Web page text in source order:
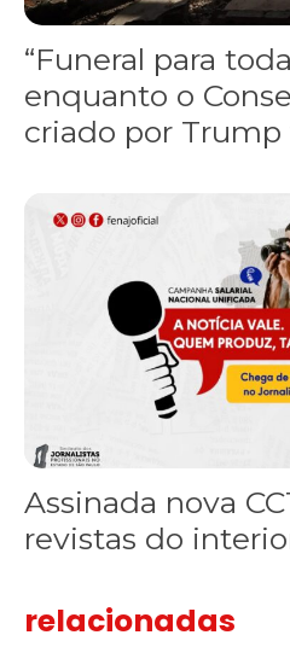
“Funeral para
enquanto o
criado por Trump
Assinada nova CCT de jornais e
Assinada nova
revistas do
relacionadas